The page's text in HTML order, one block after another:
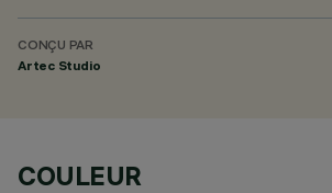
CONÇU PAR
Artec Studio
COULEUR